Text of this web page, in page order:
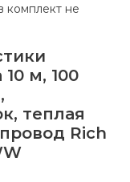
комплект не
м, 100
теплая
Rich